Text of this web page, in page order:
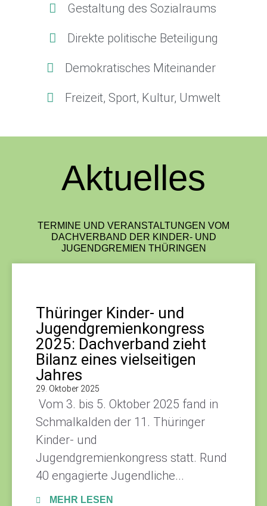
Gestaltung des Sozialraums
Direkte politische Beteiligung
Demokratisches Miteinander
Freizeit, Sport, Kultur, Umwelt
Aktuelles
TERMINE UND VERANSTALTUNGEN VOM
DACHVERBAND DER KINDER- UND
JUGENDGREMIEN THÜRINGEN
Thüringer Kinder- und
Jugendgremienkongress
2025: Dachverband zieht
Bilanz eines vielseitigen
Jahres
29. Oktober 2025
Vom 3. bis 5. Oktober 2025 fand in
Schmalkalden der 11. Thüringer
Kinder- und
Jugendgremienkongress statt. Rund
40 engagierte Jugendliche...
MEHR LESEN